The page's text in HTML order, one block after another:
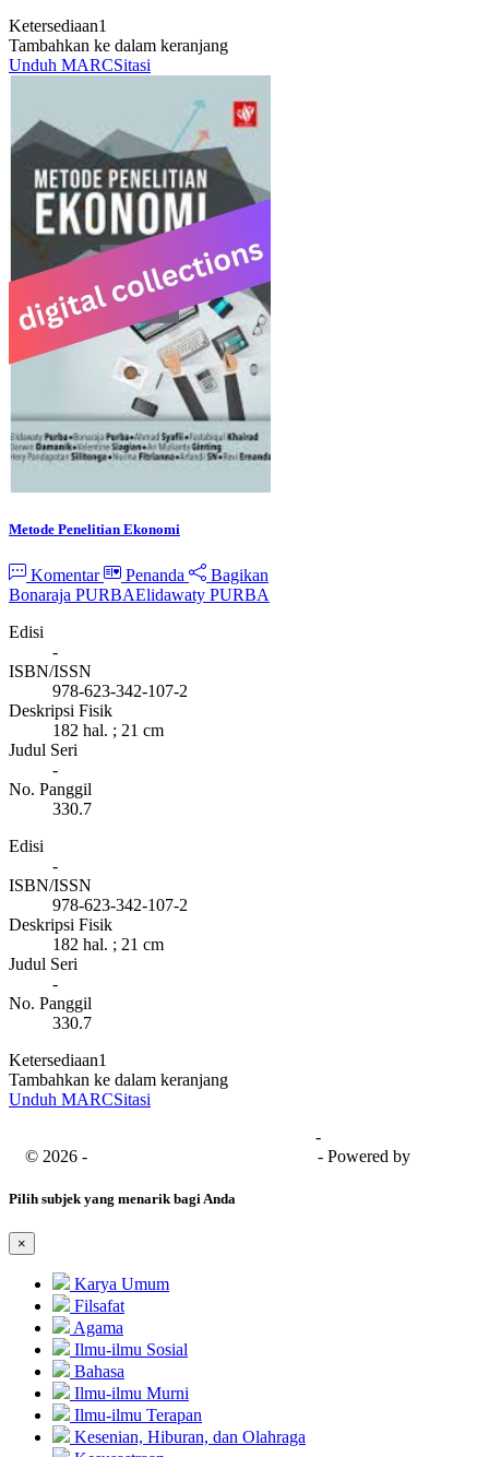
Ketersediaan1
Tambahkan ke dalam keranjang
Unduh MARCSitasi
Metode Penelitian Ekonomi
Komentar Penanda
Bagikan
Bonaraja PURBAElidawaty PURBA
Edisi
-
ISBN/ISSN
978-623-342-107-2
Deskripsi Fisik
182 hal. ; 21 cm
Judul Seri
-
No. Panggil
330.7
Edisi
-
ISBN/ISSN
978-623-342-107-2
Deskripsi Fisik
182 hal. ; 21 cm
Judul Seri
-
No. Panggil
330.7
Ketersediaan1
Tambahkan ke dalam keranjang
Unduh MARCSitasi
-
© 2026 -
- Powered by
Pilih subjek yang menarik bagi Anda
×
Karya Umum
Filsafat
Agama
Ilmu-ilmu Sosial
Bahasa
Ilmu-ilmu Murni
Ilmu-ilmu Terapan
Kesenian, Hiburan, dan Olahraga